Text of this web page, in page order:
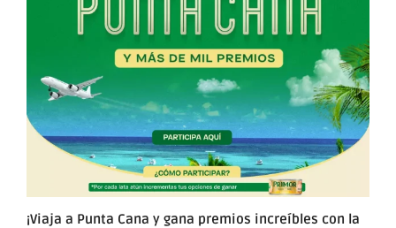
¡Viaja a Punta Cana y gana premios increíbles con la